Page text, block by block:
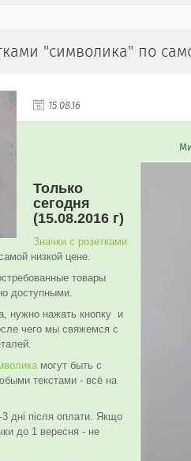
"символика" по
15.08.16
Только
сегодня
(15.08.2016 г)
Значки с розетками
низкой цене.
товары
доступными.
нужно нажать кнопку и
чего мы свяжемся с
могут быть с
текстами - всё на
3 дні після оплати. Якщо
до 1 вересня - не